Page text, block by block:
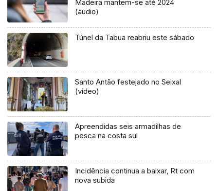
Madeira mantem-se até 2024
(áudio)
Túnel da Tabua reabriu este sábado
Santo Antão festejado no Seixal
(vídeo)
Apreendidas seis armadilhas de
pesca na costa sul
Incidência continua a baixar, Rt com
nova subida